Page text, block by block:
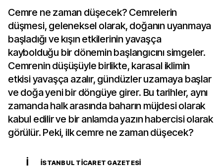
Cemre ne zaman düşecek? Cemrelerin
düşmesi, geleneksel olarak, doğanın uyanmaya
başladığı ve kışın etkilerinin yavaşça
kaybolduğu bir dönemin başlangıcını simgeler.
Cemrenin düşüşüyle birlikte, karasal iklimin
etkisi yavaşça azalır, gündüzler uzamaya başlar
ve doğa yeni bir döngüye girer. Bu tarihler, aynı
zamanda halk arasında baharın müjdesi olarak
kabul edilir ve bir anlamda yazın habercisi olarak
görülür. Peki, ilk cemre ne zaman düşecek?
İ İSTANBUL TICARET GAZETESI